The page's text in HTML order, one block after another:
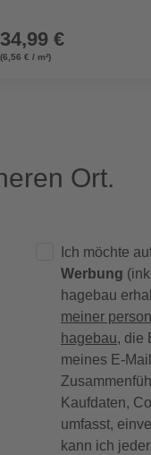
34,99 €
(6,56 € / m²)
Ort.
Ich möchte
Werbung
hagebau
meiner
hagebau, die
meines E-
Kaufdaten,
umfasst,
kann ich